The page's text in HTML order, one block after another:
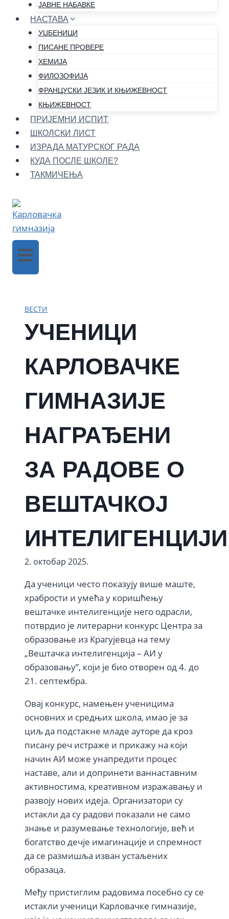
ЈАВНЕ НАБАВКЕ
НАСТАВА
УЏБЕНИЦИ
ПИСАНЕ ПРОВЕРЕ
ХЕМИЈА
ФИЛОЗОФИЈА
ФРАНЦУСКИ ЈЕЗИК И КЊИЖЕВНОСТ
КЊИЖЕВНОСТ
ПРИЈЕМНИ ИСПИТ
ШКОЛСКИ ЛИСТ
ИЗРАДА МАТУРСКОГ РАДА
КУДА ПОСЛЕ ШКОЛЕ?
ТАКМИЧЕЊА
ВЕСТИ
УЧЕНИЦИ
КАРЛОВАЧКЕ
ГИМНАЗИЈЕ
НАГРАЂЕНИ
ЗА РАДОВЕ О
ВЕШТАЧКОЈ
ИНТЕЛИГЕНЦИЈИ
2. октобар 2025.
Да ученици често показују више маште,
храбрости и умећа у коришћењу
вештачке интелигенције него одрасли,
потврдио је литерарни конкурс Центра за
образовање из Крагујевца на тему
„Вештачка интелигенција – АИ у
образовању”, који је био отворен од 4. до
21. септембра.
Овај конкурс, намењен ученицима
основних и средњих школа, имао је за
циљ да подстакне младе ауторе да кроз
писану реч истраже и прикажу на који
начин АИ може унапредити процес
наставе, али и допринети ваннаставним
активностима, креативном изражавању и
развоју нових идеја. Организатори су
истакли да су радови показали не само
знање и разумевање технологије, већ и
богатство дечје имагинације и спремност
да се размишља изван устаљених
образаца.
Међу пристиглим радовима посебно су се
истакли ученици Карловачке гимназије,